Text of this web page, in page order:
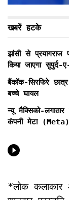
खबरें हटके
झांसी से
किया जाएगा सुपुर्द-
बैंकॉक-सिरफिरे
बच्चे घायल
न्यू मैक्सिको-
कंपनी मेटा (Meta)
*लोक